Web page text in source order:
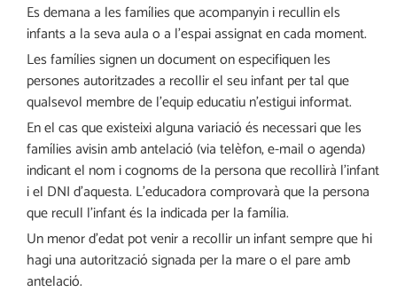
Es demana a les famílies que acompanyin i recullin els
infants a la seva aula o a l’espai assignat en cada moment.
Les famílies signen un document on especifiquen les
persones autoritzades a recollir el seu infant per tal que
qualsevol membre de l’equip educatiu n’estigui informat.
En el cas que existeixi alguna variació és necessari que les
famílies avisin amb antelació (via telèfon, e-mail o agenda)
indicant el nom i cognoms de la persona que recollirà l’infant
i el DNI d’aquesta. L’educadora comprovarà que la persona
que recull l’infant és la indicada per la família.
Un menor d’edat pot venir a recollir un infant sempre que hi
hagi una autorització signada per la mare o el pare amb
antelació.